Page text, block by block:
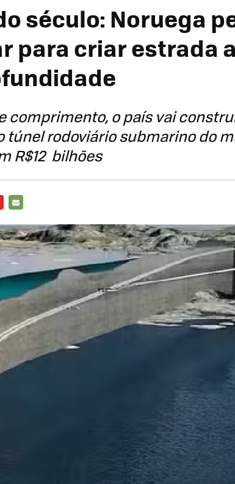
século: Noruega
para criar estrada
comprimento, o país vai
túnel rodoviário submarino do
R$12 bilhões
MAIL